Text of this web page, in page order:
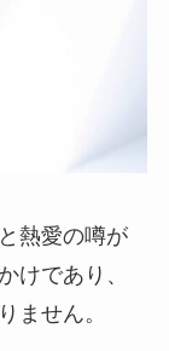
熱愛の噂が
けであり、
ません。